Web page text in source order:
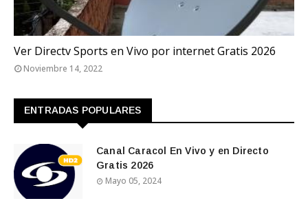
Ver Directv Sports en Vivo por internet Gratis 2026
Noviembre 14, 2022
ENTRADAS POPULARES
Canal Caracol En Vivo y en Directo
Gratis 2026
Mayo 05, 2024